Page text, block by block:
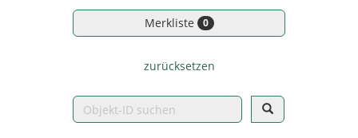
Merkliste 0
zurücksetzen